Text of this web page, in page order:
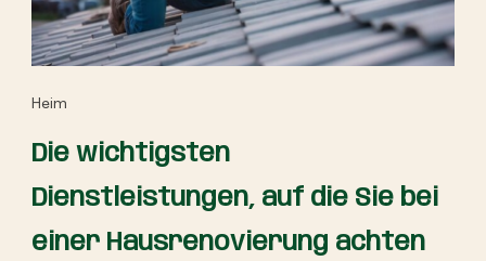
Heim
Die wichtigsten
Dienstleistungen, auf die Sie bei
einer Hausrenovierung achten